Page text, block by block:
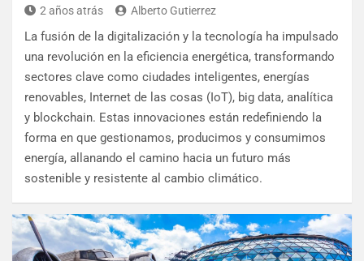
2 años atrás Alberto Gutierrez
La fusión de la digitalización y la tecnología ha impulsado
una revolución en la eficiencia energética, transformando
sectores clave como ciudades inteligentes, energías
renovables, Internet de las cosas (IoT), big data, analítica
y blockchain. Estas innovaciones están redefiniendo la
forma en que gestionamos, producimos y consumimos
energía, allanando el camino hacia un futuro más
sostenible y resistente al cambio climático.